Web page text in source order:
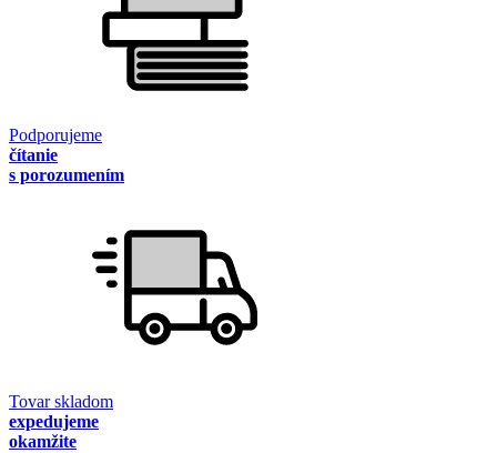
Podporujeme
čítanie
s porozumením
Tovar skladom
expedujeme
okamžite